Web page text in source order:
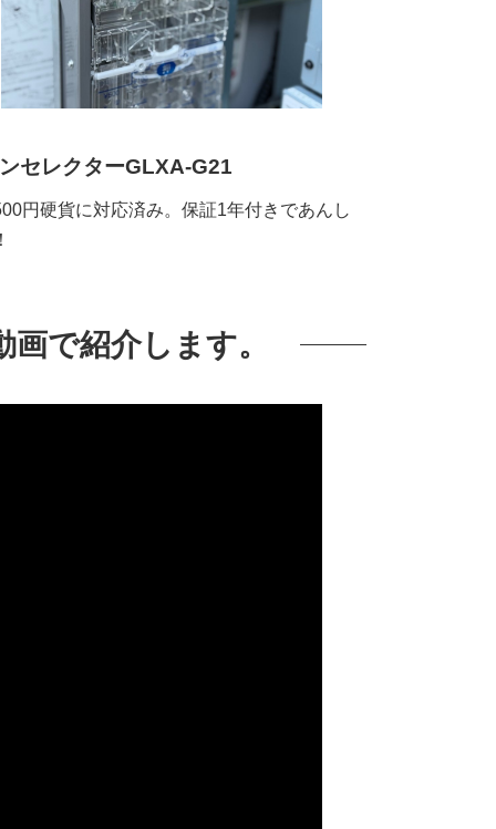
セレクターGLXA-G21
円硬貨に対応済み。保証1年付きであんし
で紹介します。